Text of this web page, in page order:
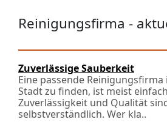
Reinigungsfirma -
Zuverlässige Sauberkeit
Eine passende
Stadt zu finden, ist meist
Zuverlässigkeit und Qualität
selbstverständlich. Wer kla..